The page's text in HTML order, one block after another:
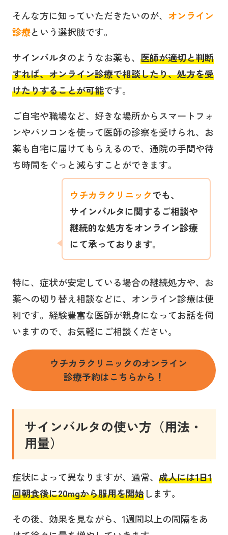
そんな方に知っていただきたいのが、 オンライン
診療という選択肢です。
サインバルタのようなお薬も、 医師が適切と判断
すれば、オンライン診療で相談したり、処方を受
けたりすることが可能です。
ご自宅や職場など、好きな場所からスマートフォ
ンやパソコンを使って医師の診察を受けられ、お
薬も自宅に届けてもらえるので、通院の手間や待
ち時間をぐっと減らすことができます。
ウチカラクリニックでも、
サインバルタに関するご相談や
継続的な処方をオンライン診療
にて承っております。
特に、症状が安定している場合の継続処方や、お
薬への切り替え相談などに、オンライン診療は便
利です。経験豊富な医師が親身になってお話を伺
いますので、お気軽にご相談ください。
ウチカラクリニックのオンライン
診療予約はこちらから！
サインバルタの使い方（用法・
用量）
症状によって異なりますが、通常、 成人には1日1
回朝食後に20mgから服用を開始します。
その後、効果を見ながら、1週間以上の間隔をあ